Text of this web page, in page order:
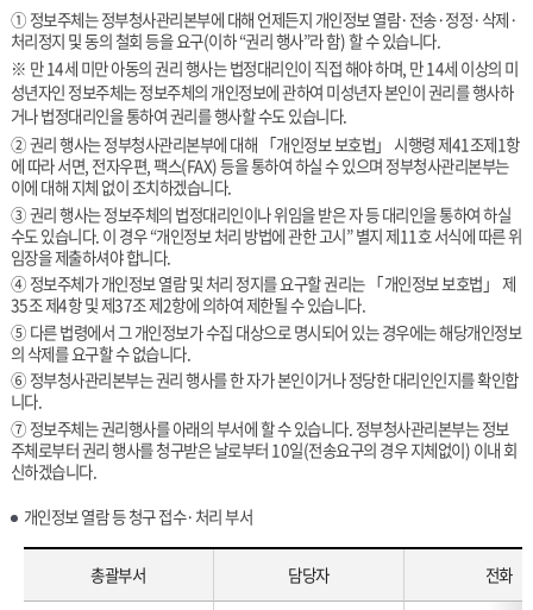
① 정보주체는 정부청사관리본부에 대해 언제든지 개인정보 열람·전송·정정·삭제·
처리정지 및 동의 철회 등을 요구(이하 “권리 행사”라 함) 할 수 있습니다.
※ 만 14세 미만 아동의 권리 행사는 법정대리인이 직접 해야 하며, 만 14세 이상의 미
성년자인 정보주체는 정보주체의 개인정보에 관하여 미성년자 본인이 권리를 행사하
거나 법정대리인을 통하여 권리를 행사할 수도 있습니다.
② 권리 행사는 정부청사관리본부에 대해 「개인정보 보호법」 시행령 제41조제1항
에 따라 서면, 전자우편, 팩스(FAX) 등을 통하여 하실 수 있으며 정부청사관리본부는
이에 대해 지체 없이 조치하겠습니다.
③ 권리 행사는 정보주체의 법정대리인이나 위임을 받은 자 등 대리인을 통하여 하실
수도 있습니다. 이 경우 “개인정보 처리 방법에 관한 고시” 별지 제11호 서식에 따른 위
임장을 제출하셔야 합니다.
④ 정보주체가 개인정보 열람 및 처리 정지를 요구할 권리는 「개인정보 보호법」 제
35조 제4항 및 제37조 제2항에 의하여 제한될 수 있습니다.
⑤ 다른 법령에서 그 개인정보가 수집 대상으로 명시되어 있는 경우에는 해당개인정보
의 삭제를 요구할 수 없습니다.
⑥ 정부청사관리본부는 권리 행사를 한 자가 본인이거나 정당한 대리인인지를 확인합
니다.
⑦ 정보주체는 권리행사를 아래의 부서에 할 수 있습니다. 정부청사관리본부는 정보
주체로부터 권리 행사를 청구받은 날로부터 10일(전송요구의 경우 지체없이) 이내 회
신하겠습니다.
개인정보 열람 등 청구 접수·처리 부서
총괄부서 담당자 전화